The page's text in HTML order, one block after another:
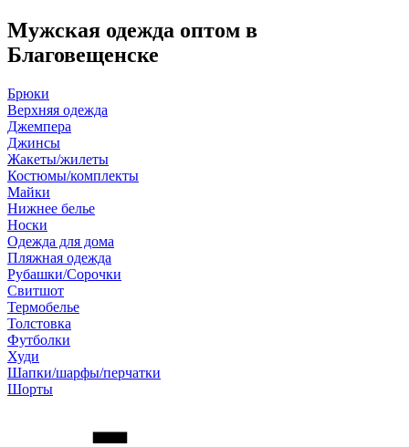
Мужская одежда оптом в
Благовещенске
Брюки
Верхняя одежда
Джемпера
Джинсы
Жакеты/жилеты
Костюмы/комплекты
Майки
Нижнее белье
Носки
Одежда для дома
Пляжная одежда
Рубашки/Сорочки
Свитшот
Термобелье
Толстовка
Футболки
Худи
Шапки/шарфы/перчатки
Шорты